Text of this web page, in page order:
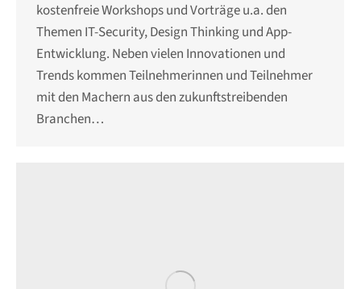
kostenfreie Workshops und Vorträge u.a. den
Themen IT-Security, Design Thinking und App-
Entwicklung. Neben vielen Innovationen und
Trends kommen Teilnehmerinnen und Teilnehmer
mit den Machern aus den zukunftstreibenden
Branchen…